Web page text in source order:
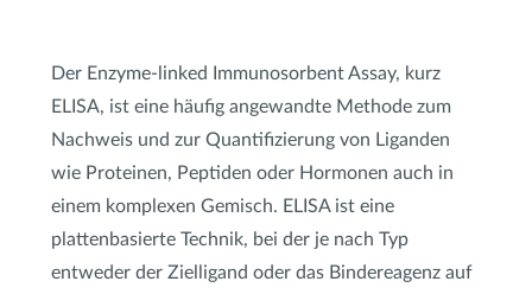
Der Enzyme-linked Immunosorbent Assay, kurz
ELISA, ist eine häufig angewandte Methode zum
Nachweis und zur Quantifizierung von Liganden
wie Proteinen, Peptiden oder Hormonen auch in
einem komplexen Gemisch. ELISA ist eine
plattenbasierte Technik, bei der je nach Typ
entweder der Zielligand oder das Bindereagenz auf